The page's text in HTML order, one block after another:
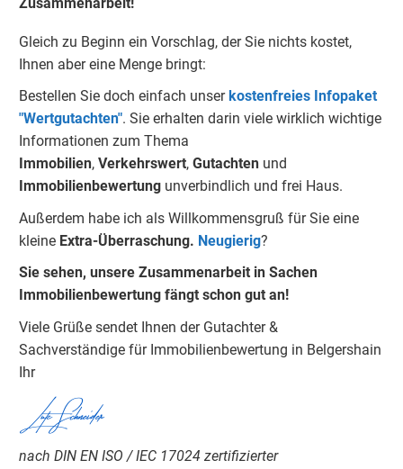
Zusammenarbeit!
Gleich zu Beginn ein Vorschlag, der Sie nichts kostet,
Ihnen aber eine Menge bringt:
Bestellen Sie doch einfach unser kostenfreies Infopaket
"Wertgutachten". Sie erhalten darin viele wirklich wichtige
Informationen zum Thema
Immobilien, Verkehrswert, Gutachten und
Immobilienbewertung unverbindlich und frei Haus.
Außerdem habe ich als Willkommensgruß für Sie eine
kleine Extra-Überraschung. Neugierig?
Sie sehen, unsere Zusammenarbeit in Sachen
Immobilienbewertung fängt schon gut an!
Viele Grüße sendet Ihnen der Gutachter &
Sachverständige für Immobilienbewertung in Belgershain
Ihr
Lutz Schneider
nach DIN EN ISO / IEC 17024 zertifizierter